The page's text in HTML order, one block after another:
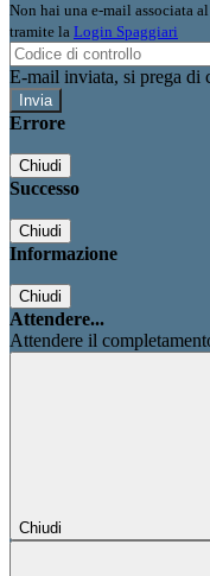
Non hai una e-mail associata
tramite la Login Spaggiari
E-mail inviata, si prega di
Errore
Chiudi
Successo
Chiudi
Informazione
Chiudi
Attendere...
Attendere il
Chiudi